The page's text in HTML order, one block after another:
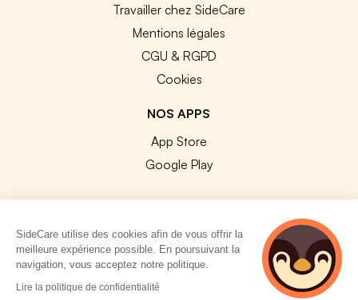
Travailler chez SideCare
Mentions légales
CGU & RGPD
Cookies
NOS APPS
App Store
Google Play
© 2026 SideCare. Tous droits réservés.
SideCare utilise des cookies afin de vous offrir la
meilleure expérience possible. En poursuivant la
navigation, vous acceptez notre politique.
Lire la politique de confidentialité
5 personnes